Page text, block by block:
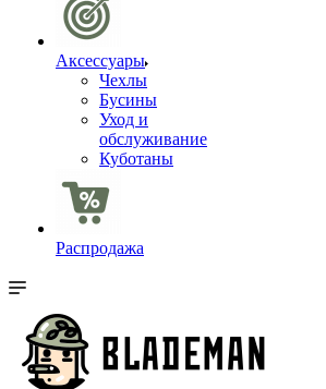
Аксессуары
Чехлы
Бусины
Уход и
обслуживание
Куботаны
Распродажа